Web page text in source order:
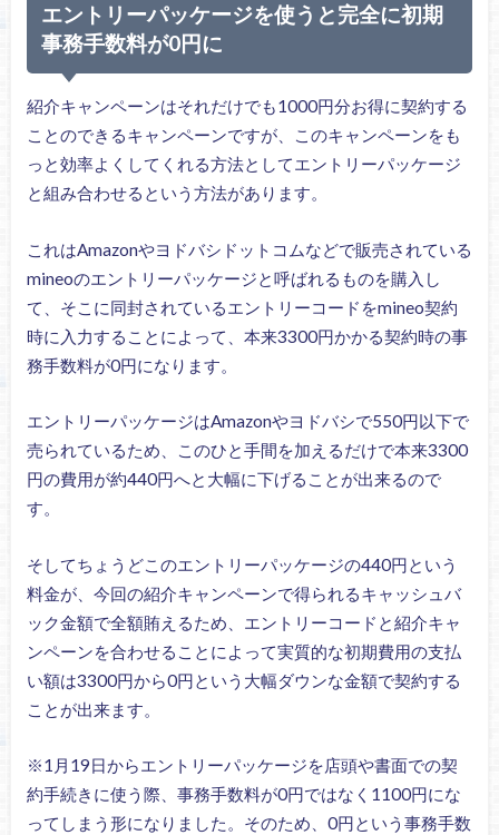
エントリーパッケージを使うと完全に初期
事務手数料が0円に
紹介キャンペーンはそれだけでも1000円分お得に契約する
ことのできるキャンペーンですが、このキャンペーンをも
っと効率よくしてくれる方法としてエントリーパッケージ
と組み合わせるという方法があります。
これはAmazonやヨドバシドットコムなどで販売されている
mineoのエントリーパッケージと呼ばれるものを購入し
て、そこに同封されているエントリーコードをmineo契約
時に入力することによって、本来3300円かかる契約時の事
務手数料が0円になります。
エントリーパッケージはAmazonやヨドバシで550円以下で
売られているため、このひと手間を加えるだけで本来3300
円の費用が約440円へと大幅に下げることが出来るので
す。
そしてちょうどこのエントリーパッケージの440円という
料金が、今回の紹介キャンペーンで得られるキャッシュバ
ック金額で全額賄えるため、エントリーコードと紹介キャ
ンペーンを合わせることによって実質的な初期費用の支払
い額は3300円から0円という大幅ダウンな金額で契約する
ことが出来ます。
※1月19日からエントリーパッケージを店頭や書面での契
約手続きに使う際、事務手数料が0円ではなく1100円にな
ってしまう形になりました。そのため、0円という事務手数